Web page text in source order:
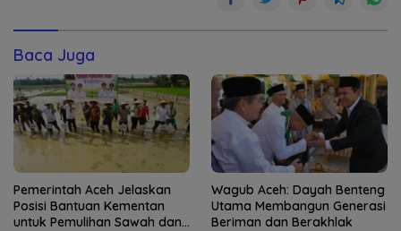
Baca Juga
Pemerintah Aceh Jelaskan
Posisi Bantuan Kementan
untuk Pemulihan Sawah dan
Wagub Aceh: Dayah Benteng
Utama Membangun Generasi
Beriman dan Berakhlak